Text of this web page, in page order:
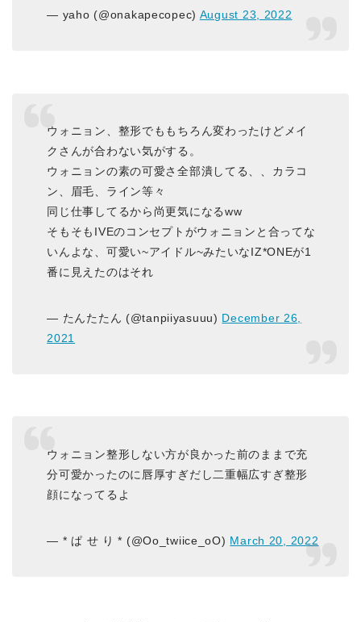
— yaho (@onakapecopec) August 23, 2022
ウォニョン、整形でももちろん変わったけどメイ
クさんが合わない気がする。
ウォニョンの素の可愛さ全部潰してる、、カラコ
ン、眉毛、ライン等々
同じ仕事してるから尚更気になるww
そもそもIVEのコンセプトがウォニョンと合ってな
いんよな、可愛い~アイドル~みたいなIZ*ONEが1
番に見えたのはそれ
— たんたたん (@tanpiiyasuuu) December 26,
2021
ウォニョン整形しない方が良かった前のままで充
分可愛かったのに唇厚すぎだし二重幅広すぎ整形
顔になってるよ
— * ぱ せ り * (@Oo_twiice_oO) March 20, 2022